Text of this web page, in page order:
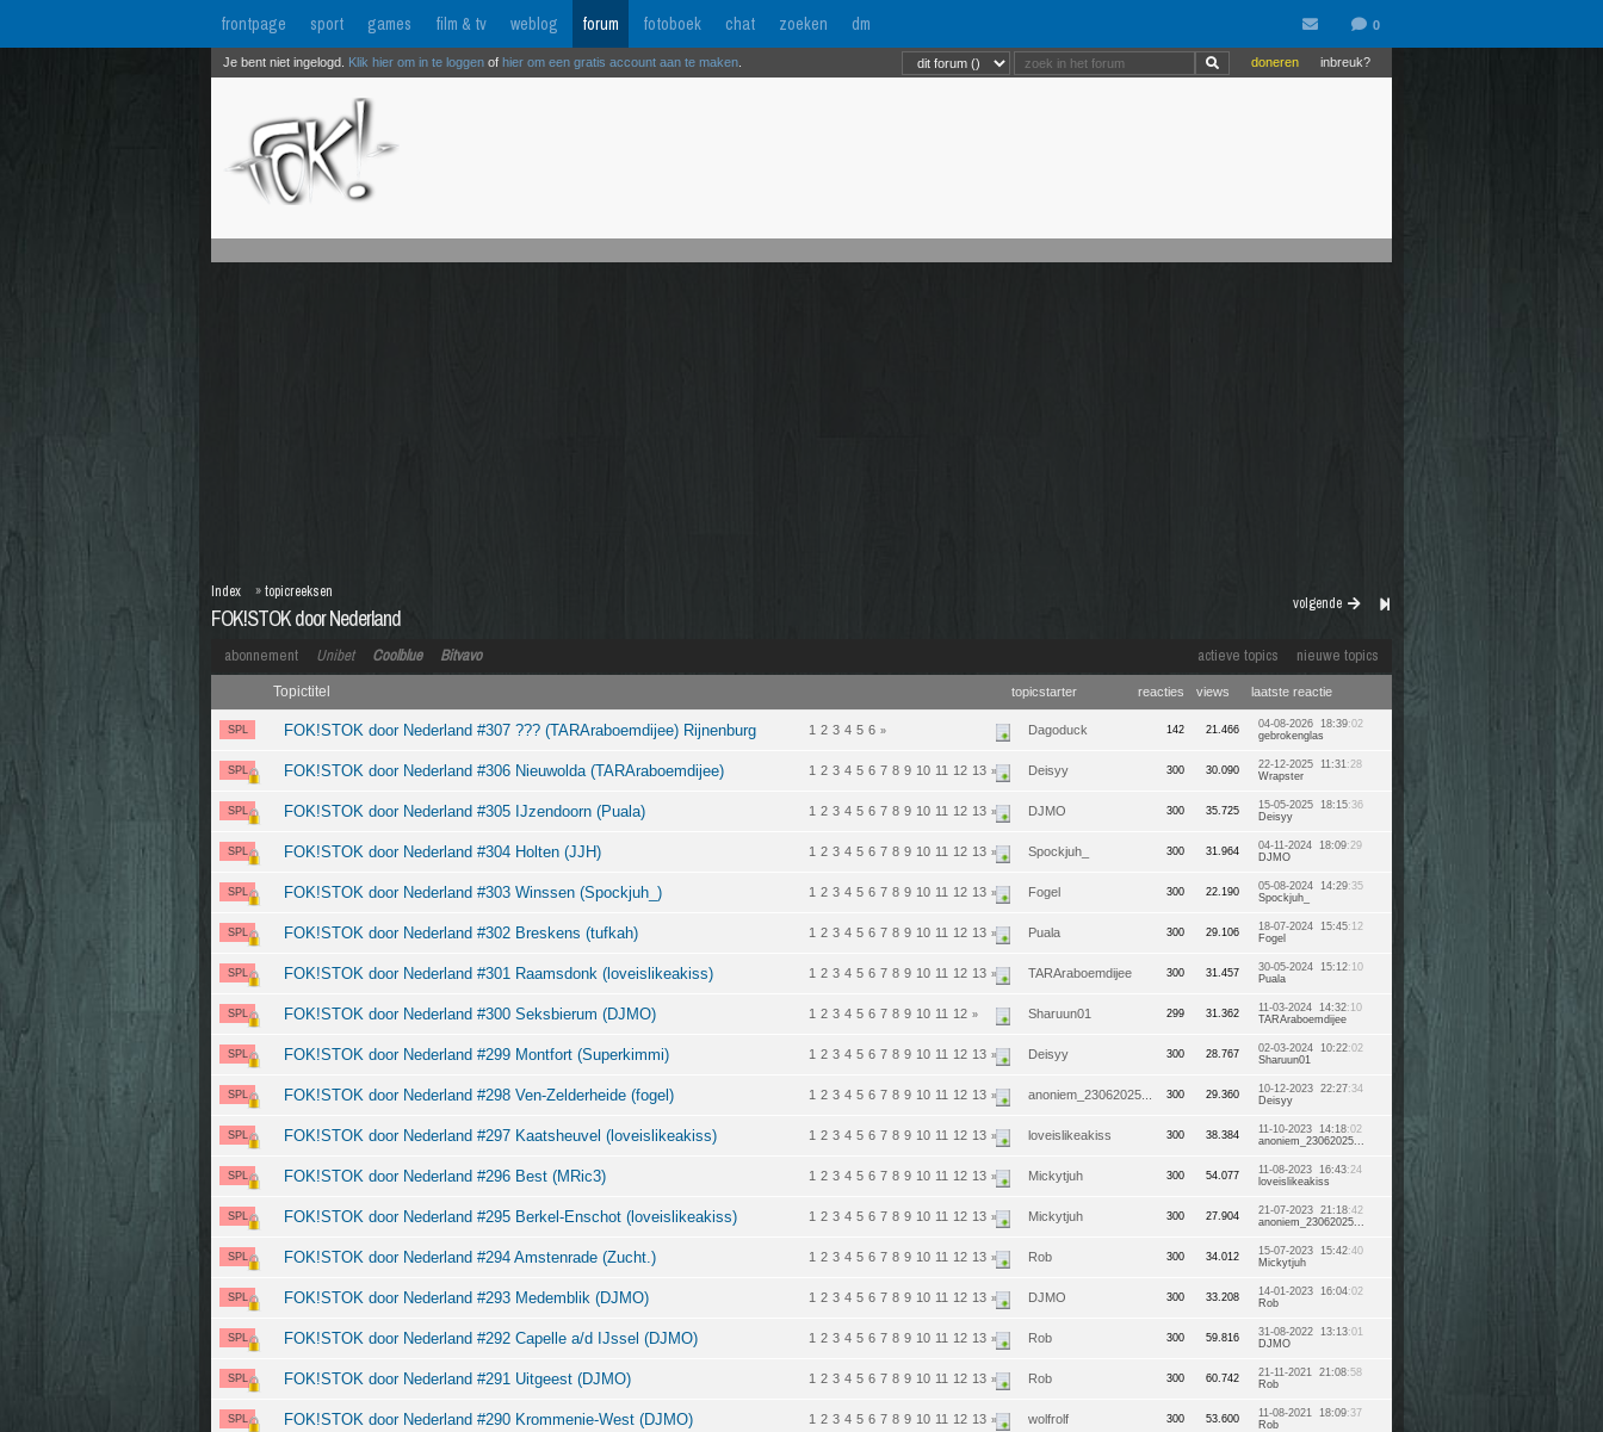
frontpage sport games film & tv weblog forum fotoboek chat zoeken dm
inbreuk?
doneren
Je bent niet ingelogd. Klik hier om in te loggen of hier om een gratis account aan te maken
volgende
FOK!STOK door Nederland
Index »topicreeksen
actieve topics nieuwe topics
abonnement Unibet Coolblue Bitvavo
Topictitel topicstarter reacties views laatste reactie
SPL FOK!STOK door Nederland #307 ??? (TARAraboemdijee) Rijnenburg 1 2 3 4 5 6 » Dagoduck 142 21.466 04-08-2026 18:39:02
gebrokenglas
SPL FOK!STOK door Nederland #306 Nieuwolda (TARAraboemdijee) 1 2 3 4 5 6 7 8 9 10 11 12 13 » Deisyy 300 30.090 22-12-2025 11:31:28
Wrapster
SPL FOK!STOK door Nederland #305 IJzendoorn (Puala) 1 2 3 4 5 6 7 8 9 10 11 12 13 » DJMO 300 35.725 15-05-2025 18:15:36
Deisyy
SPL FOK!STOK door Nederland #304 Holten (JJH) 1 2 3 4 5 6 7 8 9 10 11 12 13 » Spockjuh_ 300 31.964 04-11-2024 18:09:29
DJMO
SPL FOK!STOK door Nederland #303 Winssen (Spockjuh_) 1 2 3 4 5 6 7 8 9 10 11 12 13 » Fogel 300 22.190 05-08-2024 14:29:35
Spockjuh_
SPL FOK!STOK door Nederland #302 Breskens (tufkah) 1 2 3 4 5 6 7 8 9 10 11 12 13 » Puala 300 29.106 18-07-2024 15:45:12
Fogel
SPL FOK!STOK door Nederland #301 Raamsdonk (loveislikeakiss) 1 2 3 4 5 6 7 8 9 10 11 12 13 » TARAraboemdijee 300 31.457 30-05-2024 15:12:10
Puala
SPL FOK!STOK door Nederland #300 Seksbierum (DJMO) 1 2 3 4 5 6 7 8 9 10 11 12 » Sharuun01 299 31.362 11-03-2024 14:32:10
TARAraboemdijee
SPL FOK!STOK door Nederland #299 Montfort (Superkimmi) 1 2 3 4 5 6 7 8 9 10 11 12 13 » Deisyy 300 28.767 02-03-2024 10:22:02
Sharuun01
SPL FOK!STOK door Nederland #298 Ven-Zelderheide (fogel) 1 2 3 4 5 6 7 8 9 10 11 12 13 » anoniem_23062025... 300 29.360 10-12-2023 22:27:34
Deisyy
SPL FOK!STOK door Nederland #297 Kaatsheuvel (loveislikeakiss) 1 2 3 4 5 6 7 8 9 10 11 12 13 » loveislikeakiss 300 38.384 11-10-2023 14:18:02
anoniem_23062025...
SPL FOK!STOK door Nederland #296 Best (MRic3) 1 2 3 4 5 6 7 8 9 10 11 12 13 » Mickytjuh 300 54.077 11-08-2023 16:43:24
loveislikeakiss
SPL FOK!STOK door Nederland #295 Berkel-Enschot (loveislikeakiss) 1 2 3 4 5 6 7 8 9 10 11 12 13 » Mickytjuh 300 27.904 21-07-2023 21:18:42
anoniem_23062025...
SPL FOK!STOK door Nederland #294 Amstenrade (Zucht.) 1 2 3 4 5 6 7 8 9 10 11 12 13 » Rob 300 34.012 15-07-2023 15:42:40
Mickytjuh
SPL FOK!STOK door Nederland #293 Medemblik (DJMO) 1 2 3 4 5 6 7 8 9 10 11 12 13 » DJMO 300 33.208 14-01-2023 16:04:02
Rob
SPL FOK!STOK door Nederland #292 Capelle a/d IJssel (DJMO) 1 2 3 4 5 6 7 8 9 10 11 12 13 » Rob 300 59.816 31-08-2022 13:13:01
DJMO
SPL FOK!STOK door Nederland #291 Uitgeest (DJMO) 1 2 3 4 5 6 7 8 9 10 11 12 13 » Rob 300 60.742 21-11-2021 21:08:58
Rob
SPL FOK!STOK door Nederland #290 Krommenie-West (DJMO) 1 2 3 4 5 6 7 8 9 10 11 12 13 » wolfrolf 300 53.600 11-08-2021 18:09:37
Rob